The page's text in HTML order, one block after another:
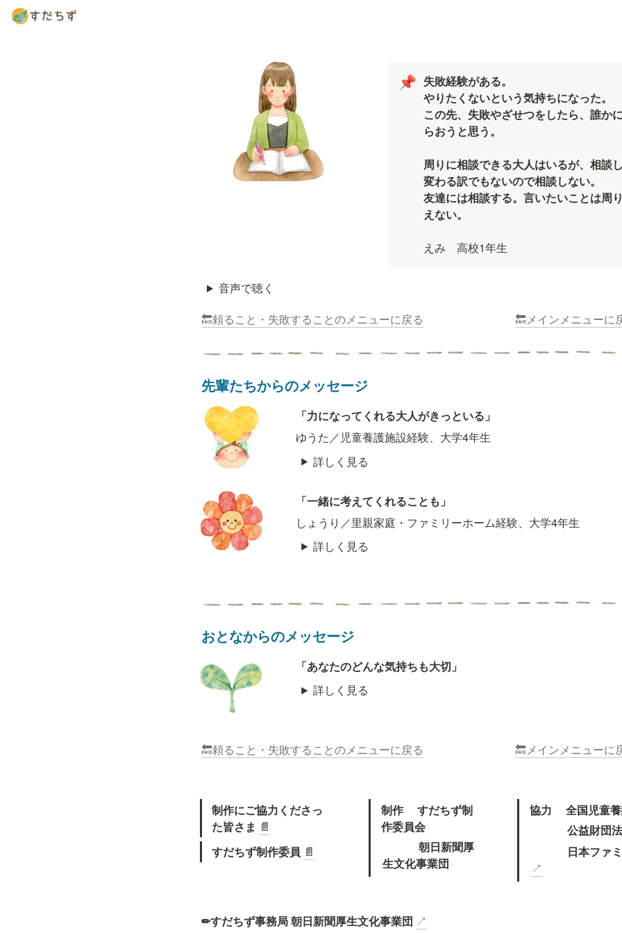
📌 失敗経験がある。
やりたくないという気持ちになった。
この先、失敗やざせつをしたら、誰か
らおうと思う。
周りに相談できる大人はいるが、相談
変わる訳でもないので相談しない。
友達には相談する。言いたいことは周
えない。
えみ　高校1年生
音声で聴く
🔙頼ること・失敗することのメニューに戻る
🔙メインメニューに
先輩たちからのメッセージ
「力になってくれる大人がきっといる」
ゆうた／児童養護施設経験、大学4年生
詳しく見る
「一緒に考えてくれることも」
しょうり／里親家庭・ファミリーホーム経験、大学4年生
詳しく見る
おとなからのメッセージ
「あなたのどんな気持ちも大切」
詳しく見る
🔙頼ること・失敗することのメニューに戻る 🔙メインメニューに
制作にご協力くださっ
た皆さま 📄
すだちず制作委員 📄
制作　 すだちず制
作委員会
朝日新聞厚
生文化事業団
協力　 全国児童
公益財団法
日本ファミ
↗
✏すだちず事務局 朝日新聞厚生文化事業団 ↗